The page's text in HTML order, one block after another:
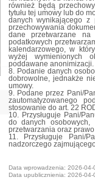
również będą
tytułu tej umowy lub do
danych wynikającego z
przechowywania
dane przetwarzane
podatkowych
kalendarzowego, w
wyżej wymienionych
poddawane anonimizacji.
8. Podanie danych
dobrowolne, jednakże
umowy.
9. Podane przez Pani/
zautomatyzowanego
stosowanie do art. 22
10. Przysługuje Pani/
do danych osobowych,
przetwarzania oraz
11. Przysługuje Pani/
nadzorczego
Data wprowadzenia: 2026-04-
Data upublicznienia: 2026-04-